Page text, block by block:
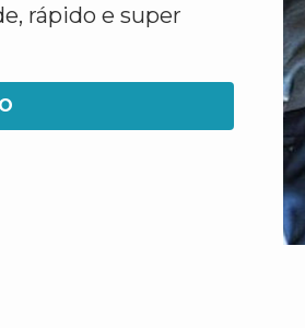
rápido e super